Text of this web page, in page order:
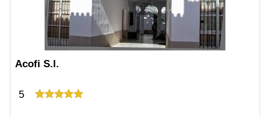
Acofi S.l.
5